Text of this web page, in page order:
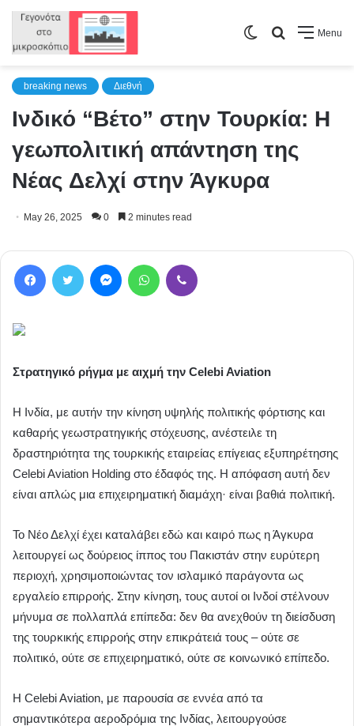
Menu
Search
Switch
breaking news Διεθνή
Ινδικό “Βέτο” στην Τουρκία: Η
γεωπολιτική απάντηση της
Νέας Δελχί στην Άγκυρα
May 26, 2025 0 2 minutes read
Στρατηγικό ρήγμα με αιχμή την Celebi Aviation
Η Ινδία, με αυτήν την κίνηση υψηλής πολιτικής φόρτισης και
καθαρής γεωστρατηγικής στόχευσης, ανέστειλε τη
δραστηριότητα της τουρκικής εταιρείας επίγειας εξυπηρέτησης
Celebi Aviation Holding στο έδαφός της. Η απόφαση αυτή δεν
είναι απλώς μια επιχειρηματική διαμάχη· είναι βαθιά πολιτική.
Το Νέο Δελχί έχει καταλάβει εδώ και καιρό πως η Άγκυρα
λειτουργεί ως δούρειος ίππος του Πακιστάν στην ευρύτερη
περιοχή, χρησιμοποιώντας τον ισλαμικό παράγοντα ως
εργαλείο επιρροής. Στην κίνηση, τους αυτοί οι Ινδοί στέλνουν
μήνυμα σε πολλαπλά επίπεδα: δεν θα ανεχθούν τη διείσδυση
της τουρκικής επιρροής στην επικράτειά τους – ούτε σε
πολιτικό, ούτε σε επιχειρηματικό, ούτε σε κοινωνικό επίπεδο.
Η Celebi Aviation, με παρουσία σε εννέα από τα
σημαντικότερα αεροδρόμια της Ινδίας, λειτουργούσε